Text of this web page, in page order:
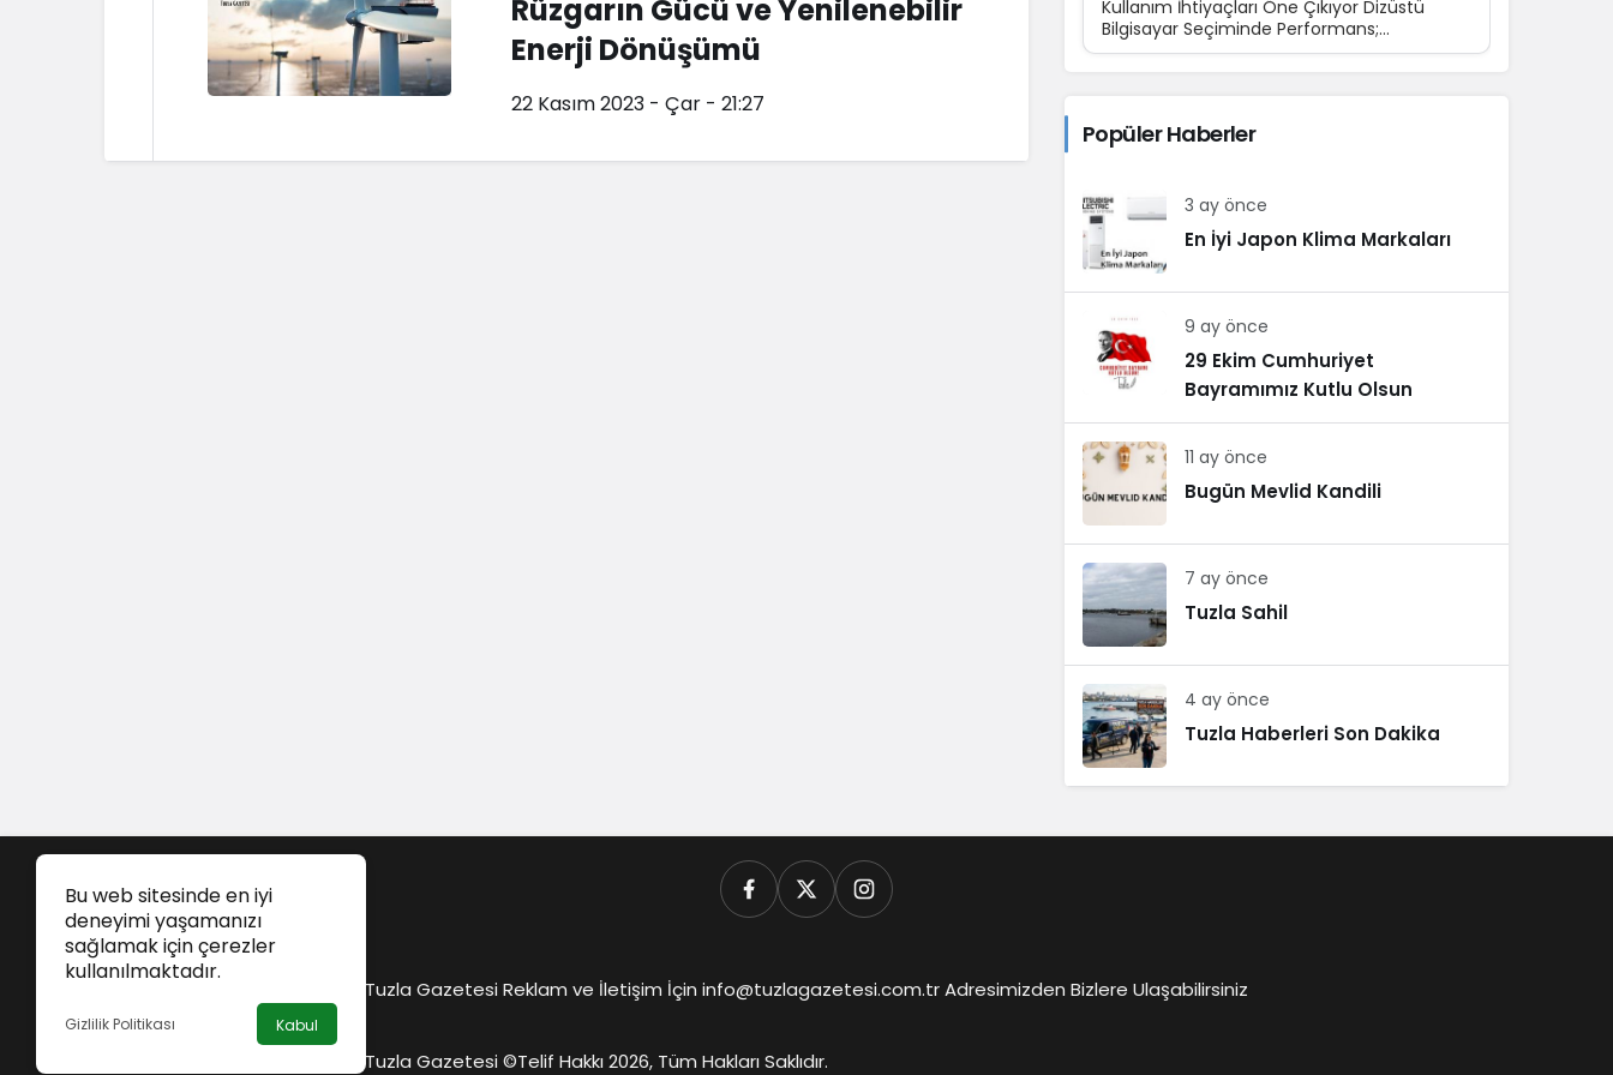
Rüzgarın Gücü ve Yenilenebilir
Enerji Dönüşümü
22 Kasım 2023 - Çar - 21:27
Kullanım İhtiyaçları Öne Çıkıyor Dizüstü
Bilgisayar Seçiminde Performans;
Teknolojinin günlük yaşamın...
Popüler Haberler
3 ay önce
En İyi Japon Klima Markaları
9 ay önce
29 Ekim Cumhuriyet
Bayramımız Kutlu Olsun
11 ay önce
Bugün Mevlid Kandili
7 ay önce
Tuzla Sahil
4 ay önce
Tuzla Haberleri Son Dakika
Bu web sitesinde en iyi
deneyimi yaşamanızı
sağlamak için çerezler
kullanılmaktadır.
Gizlilik Politikası Kabul
Tuzla Gazetesi Reklam ve İletişim İçin info@tuzlagazetesi.com.tr Adresimizden Bizlere Ulaşabilirsiniz
Tuzla Gazetesi ©Telif Hakkı 2026, Tüm Hakları Saklıdır.